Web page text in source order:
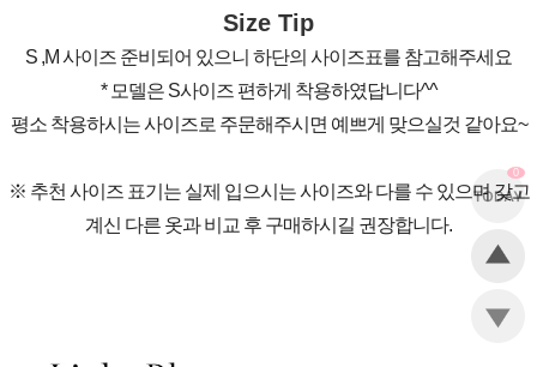
0
Size Tip
S ,M 사이즈 준비되어 있으니 하단의 사이즈표를 참고해주세요
* 모델은 S사이즈 편하게 착용하였답니다^^
평소 착용하시는 사이즈로 주문해주시면 예쁘게 맞으실것 같아요~
※ 추천 사이즈 표기는 실제 입으시는 사이즈와 다를 수 있으며 갖고
계신 다른 옷과 비교 후 구매하시길 권장합니다.